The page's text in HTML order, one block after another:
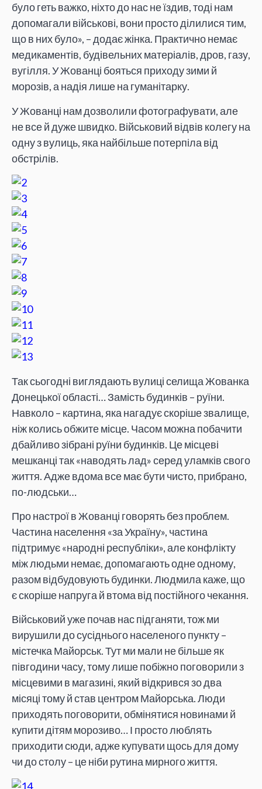
було геть важко, ніхто до нас не їздив, тоді нам
допомагали військові, вони просто ділилися тим,
що в них було», – додає жінка. Практично немає
медикаментів, будівельних матеріалів, дров, газу,
вугілля. У Жованці бояться приходу зими й
морозів, а надія лише на гуманітарку.
У Жованці нам дозволили фотографувати, але
не все й дуже швидко. Військовий відвів колегу на
одну з вулиць, яка найбільше потерпіла від
обстрілів.
Так сьогодні виглядають вулиці селища Жованка
Донецької області… Замість будинків – руїни.
Навколо – картина, яка нагадує скоріше звалище,
ніж колись обжите місце. Часом можна побачити
дбайливо зібрані руїни будинків. Це місцеві
мешканці так «наводять лад» серед уламків свого
життя. Адже вдома все має бути чисто, прибрано,
по-людськи…
Про настрої в Жованці говорять без проблем.
Частина населення «за Україну», частина
підтримує «народні республіки», але конфлікту
між людьми немає, допомагають одне одному,
разом відбудовують будинки. Людмила каже, що
є скоріше напруга й втома від постійного чекання.
Військовий уже почав нас підганяти, тож ми
вирушили до сусіднього населеного пункту –
містечка Майорськ. Тут ми мали не більше як
півгодини часу, тому лише побіжно поговорили з
місцевими в магазині, який відкрився зо два
місяці тому й став центром Майорська. Люди
приходять поговорити, обмінятися новинами й
купити дітям морозиво… І просто люблять
приходити сюди, адже купувати щось для дому
чи до столу – це ніби рутина мирного життя.